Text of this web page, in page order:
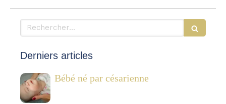
Rechercher
Derniers articles
Bébé né par césarienne